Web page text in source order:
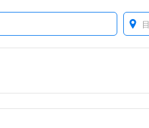
Where?